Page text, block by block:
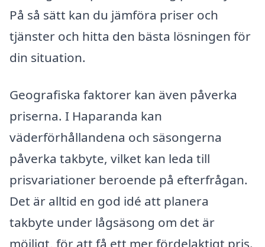
På så sätt kan du jämföra priser och
tjänster och hitta den bästa lösningen för
din situation.
Geografiska faktorer kan även påverka
priserna. I Haparanda kan
väderförhållandena och säsongerna
påverka takbyte, vilket kan leda till
prisvariationer beroende på efterfrågan.
Det är alltid en god idé att planera
takbyte under lågsäsong om det är
möjligt, för att få ett mer fördelaktigt pris.